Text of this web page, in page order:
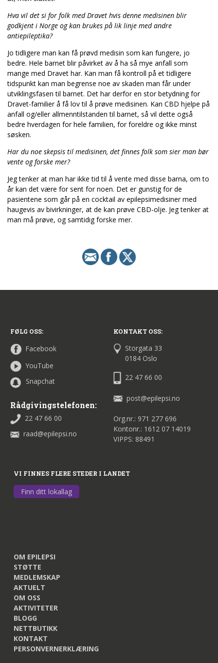
Hva vil det si for folk med Dravet hvis denne medisinen blir
godkjent i Norge og kan brukes på lik linje med andre
antiepileptika?
Jo tidligere man kan få prøvd medisin som kan fungere, jo
bedre. Hele barnet blir påvirket av å ha så mye anfall som
mange med Dravet har. Kan man få kontroll på et tidligere
tidspunkt kan man begrense noe av skaden man får under
utviklingsfasen til barnet. Det har derfor en stor betydning for
Dravet-familier å få lov til å prøve medisinen. Kan CBD hjelpe på
anfall og/eller allmenntilstanden til barnet, så vil dette også
bedre hverdagen for hele familien, for foreldre og ikke minst
søsken.
Har du noe skepsis til medisinen, det finnes folk som sier man bør
vente og forske mer?
Jeg tenker at man har ikke tid til å vente med disse barna, om to
år kan det være for sent for noen. Det er gunstig for de
pasientene som går på en cocktail av epilepsimedisiner med
haugevis av bivirkninger, at de kan prøve CBD-olje. Jeg tenker at
man må prøve, og samtidig forske mer.
FØLG OSS:
Facebook
YouTube
Snapchat
Rådgivingstelefonen:
22 47 66 00
raad@epilepsi.no
KONTAKT OSS:
Storgata 33
0184 Oslo
22 47 66 00
post@epilepsi.no
Org.nr.: 971 277 696
Kontonr.: 1612 07 14019
VIPPS: 88491
VI FINNES FLERE STEDER I LANDET
Finn ditt lokallag
OM EPILEPSI
STØTTE
MEDLEMSKAP
AKTUELT
OM OSS
AKTIVITETER
BLOGG
NETTBUTIKK
KONTAKT
PERSONVERNERKLÆRING